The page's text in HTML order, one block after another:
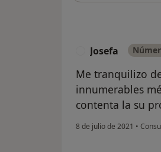
Josefa
Me tranquilizo
innumerables
contenta la su
8 de julio de 2021 •